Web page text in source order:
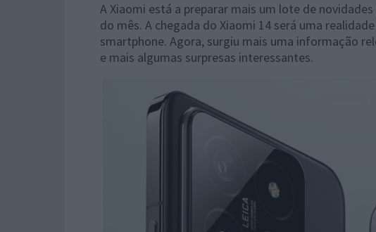
A Xiaomi está a preparar mais um lote de
do mês. A chegada do Xiaomi 14 será uma
smartphone. Agora, surgiu mais uma informação
e mais algumas surpresas interessantes.